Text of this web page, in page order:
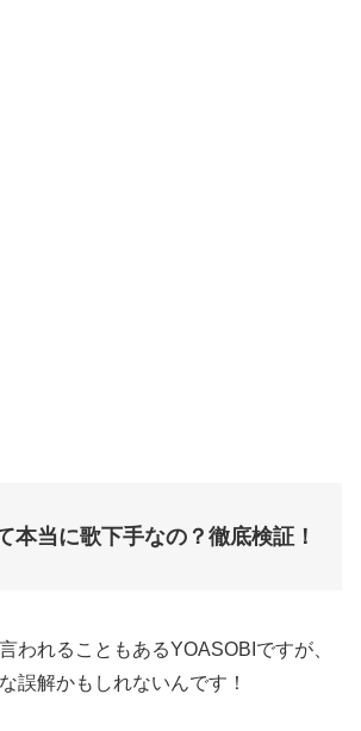
本当に歌下手なの？徹底検証！
われることもあるYOASOBIですが、
誤解かもしれないんです！